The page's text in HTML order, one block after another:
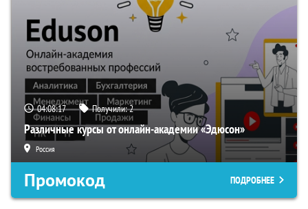
04:08:16 Получили:2
Различные курсы от онлайн-академии «Эдюсон»
Россия
Промокод ПОДРОБНЕЕ